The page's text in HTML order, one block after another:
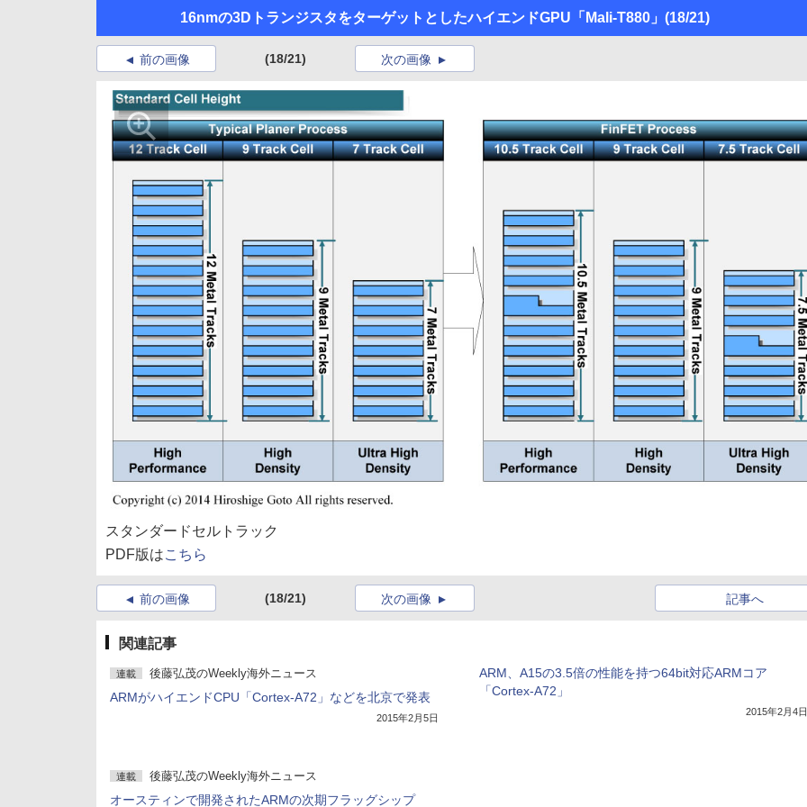
16nmの3DトランジスタをターゲットとしたハイエンドGPU「Mali-T880」 (18/21)
前の画像 (18/21) 次の画像
スタンダードセルトラック
PDF版はこちら
前の画像 (18/21) 次の画像 記事へ
関連記事
連載 後藤弘茂のWeekly海外ニュース
ARMがハイエンドCPU「Cortex-A72」などを北京で発表
2015年2月5日
ARM、A15の3.5倍の性能を持つ64bit対応ARMコア
「Cortex-A72」
2015年2月4日
連載 後藤弘茂のWeekly海外ニュース
オースティンで開発されたARMの次期フラッグシップ